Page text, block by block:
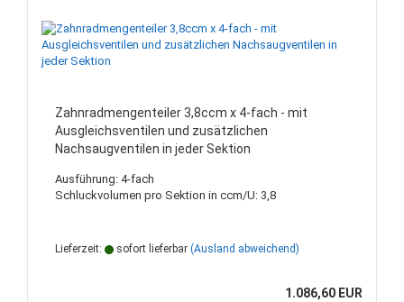
Zahnradmengenteiler 3,8ccm x 4-fach - mit
Ausgleichsventilen und zusätzlichen
Nachsaugventilen in jeder Sektion
Ausführung: 4-fach
Schluckvolumen pro Sektion in ccm/U: 3,8
Lieferzeit: sofort lieferbar (Ausland abweichend)
1.086,60 EUR